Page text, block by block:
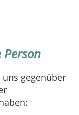
Person
gegenüber